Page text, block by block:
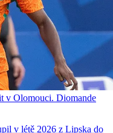
v Olomouci. Diomande
v létě 2026 z Lipska do